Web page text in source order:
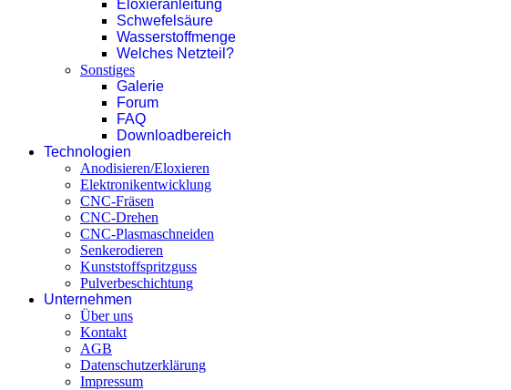
Eloxieranleitung
Schwefelsäure
Wasserstoffmenge
Welches Netzteil?
Sonstiges
Galerie
Forum
FAQ
Downloadbereich
Technologien
Anodisieren/Eloxieren
Elektronikentwicklung
CNC-Fräsen
CNC-Drehen
CNC-Plasmaschneiden
Senkerodieren
Kunststoffspritzguss
Pulverbeschichtung
Unternehmen
Über uns
Kontakt
AGB
Datenschutzerklärung
Impressum